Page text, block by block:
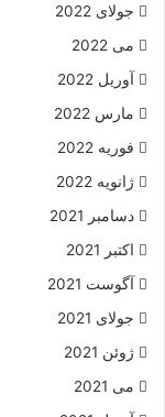
جولای 2022
می 2022
آوریل 2022
مارس 2022
فوریه 2022
ژانویه 2022
دسامبر 2021
اکتبر 2021
آگوست 2021
جولای 2021
ژوئن 2021
می 2021